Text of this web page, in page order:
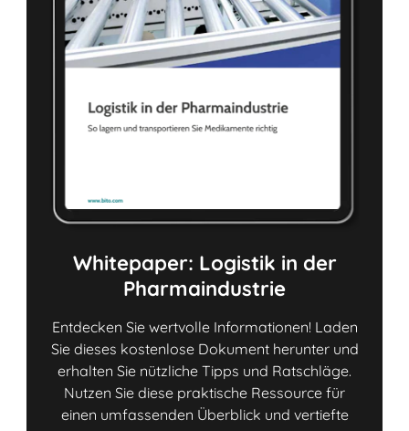
Whitepaper: Logistik in der
Pharmaindustrie
Entdecken Sie wertvolle Informationen! Laden
Sie dieses kostenlose Dokument herunter und
erhalten Sie nützliche Tipps und Ratschläge.
Nutzen Sie diese praktische Ressource für
einen umfassenden Überblick und vertiefte